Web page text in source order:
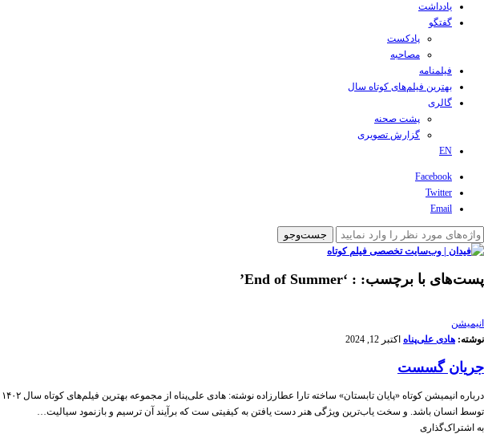
یادداشت
گفتگو
پادکست
مصاحبه
فیلمنامه
بهترین فیلم‌های کوتاه سال
گالری
پشت صحنه
گزارش تصویری
EN
Facebook
Twitter
Email
پست‌های با برچسب: : ‘End of Summer’
انیمیشن
نوشته: هادی علی‌پناه اکتبر 12, 2024
جریان گسست
توسط انسان باشد. و سخت یاب‌ترین ویژگی هنر دست یافتن به کیفیتی ست که برآیند آن ترسیم و بازنمود سیالیت…
به اشتراک‌گذاری